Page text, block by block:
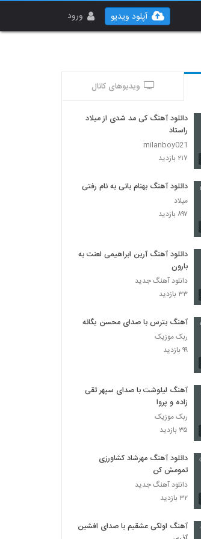
ورود آپلود ویدیو
ویدیوهای کانال
دانلود آهنگ کی مد شدی از میلاد
راستاد
milanboy021
۲۱۷ بازدید
دانلود آهنگ بهنام بانی به نام رفتی
میلاد
۸۹۷ بازدید
دانلود آهنگ آرین ابراهیمی لعنت به
بارون
دانلود آهنگ جدید
۳۳ بازدید
آهنگ بترس با صدای محسن یگانه
ربک موزیک
۹۹ بازدید
آهنگ لیلوشت با صدای سپهر تقی
زاده و پروا
ربک موزیک
۳۵ بازدید
دانلود آهنگ مهرشاد کشاورزی
تمومش کن
دانلود آهنگ جدید
۳۲ بازدید
آهنگ اولکی عشقیم با صدای افشین